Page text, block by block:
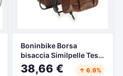
Boninbike Borsa
bisaccia Similpelle Testa
di Moro
38,66 € ↑ 6.9%